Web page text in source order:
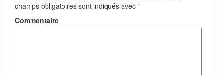
champs obligatoires sont indiqués avec *
Commentaire